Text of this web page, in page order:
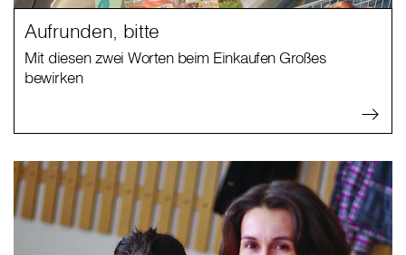
Aufrunden, bitte
Mit diesen zwei Worten beim Einkaufen Großes
bewirken